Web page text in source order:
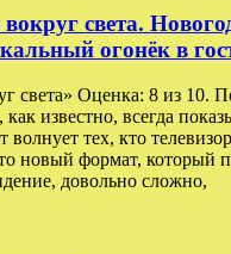
света.
огонёк в
света» Оценка: 8 из 10.
известно, всегда
волнует тех, кто
новый формат, который
довольно сложно,